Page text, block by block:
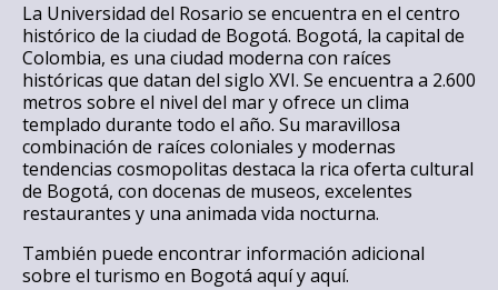
La Universidad del Rosario se encuentra en el centro
histórico de la ciudad de Bogotá. Bogotá, la capital de
Colombia, es una ciudad moderna con raíces
históricas que datan del siglo XVI. Se encuentra a 2.600
metros sobre el nivel del mar y ofrece un clima
templado durante todo el año. Su maravillosa
combinación de raíces coloniales y modernas
tendencias cosmopolitas destaca la rica oferta cultural
de Bogotá, con docenas de museos, excelentes
restaurantes y una animada vida nocturna.
También puede encontrar información adicional
sobre el turismo en Bogotá aquíyaquí.